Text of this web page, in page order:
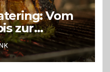
Vom
zur
Events,
und